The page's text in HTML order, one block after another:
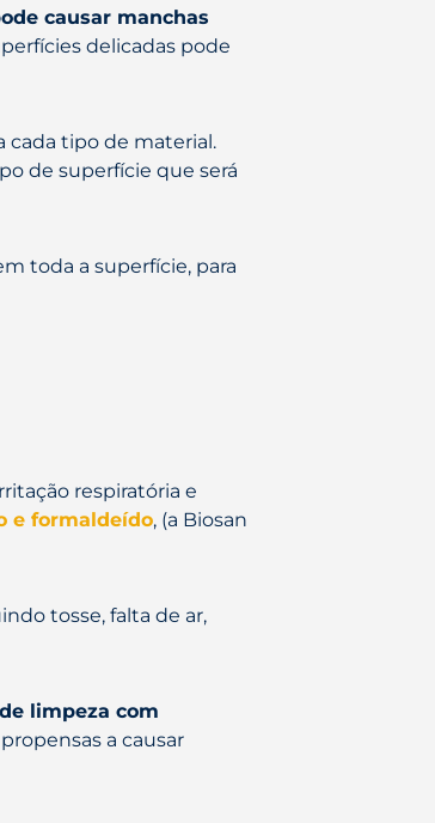
causar manchas
delicadas pode
cada tipo de material.
de superfície que será
toda a superfície, para
respiratória e
e formaldeído, (a Biosan
tosse, falta de ar,
limpeza com
a causar